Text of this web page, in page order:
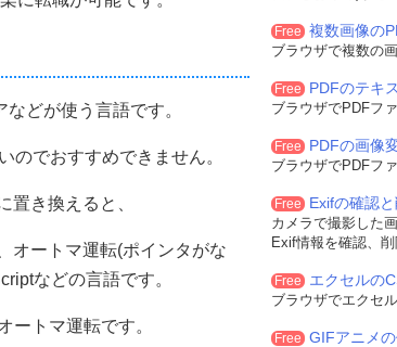
どが使う言語です。
のでおすすめできません。
置き換えると、
オートマ運転(ポインタがな
などの言語です。
ートマ運転です。
Free 複数画像の
ブラウザで複数の
Free PDFのテキ
ブラウザでPDFフ
Free PDFの画像
ブラウザでPDFフ
Free Exifの確認
カメラで撮影した
Exif情報を確認、
Free エクセルの
ブラウザでエクセ
Free GIFアニメ